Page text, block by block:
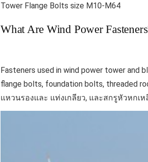
Tower Flange Bolts size M10-M64
What Are Wind Power
Fasteners used in wind power tower and
flange bolts, foundation bolts, threaded
แหวนรองและ แท่งเกลียว, และสกรูหัวหกเห